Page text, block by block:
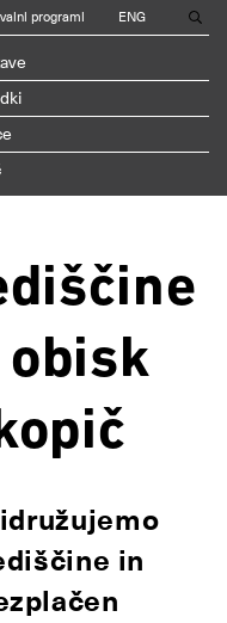
programi ENG
in